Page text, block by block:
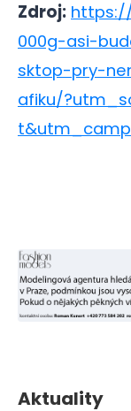
Zdroj:
000g-asi-
sktop-pry-
afiku/
Aktuality